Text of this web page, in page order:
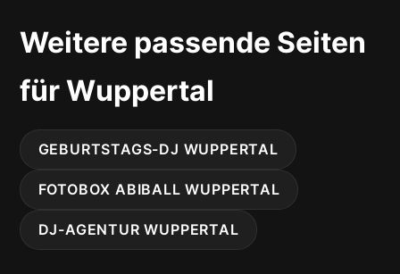
Weitere passende Seiten
für Wuppertal
GEBURTSTAGS-DJ WUPPERTAL
FOTOBOX ABIBALL WUPPERTAL
DJ-AGENTUR WUPPERTAL